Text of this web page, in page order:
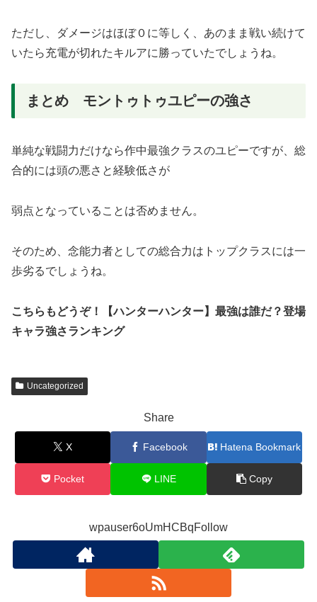
ただし、ダメージはほぼ０に等しく、あのまま戦い続けて
いたら充電が切れたキルアに勝っていたでしょうね。
まとめ モントゥトゥユピーの強さ
単純な戦闘力だけなら作中最強クラスのユピーですが、総
合的には頭の悪さと経験低さが
弱点となっていることは否めません。
そのため、念能力者としての総合力はトップクラスには一
歩劣るでしょうね。
こちらもどうぞ！【ハンターハンター】最強は誰だ？登場
キャラ強さランキング
Uncategorized
Share
X Facebook Hatena Bookmark
Pocket LINE Copy
wpauser6oUmHCBqFollow